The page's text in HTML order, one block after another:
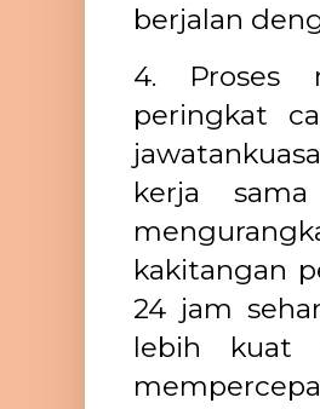
berjalan
4. Proses
peringkat
kerja
kakitangan
24 jam
lebih kuat